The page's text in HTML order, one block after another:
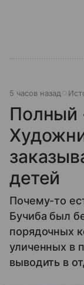
5 часов назад
Полный
детей
Почему-то
Бучиба был
порядочных
уличенных в
выводить в